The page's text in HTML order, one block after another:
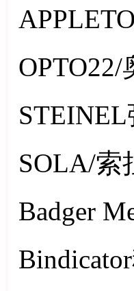
STEINEL
SOLA/索
Badger